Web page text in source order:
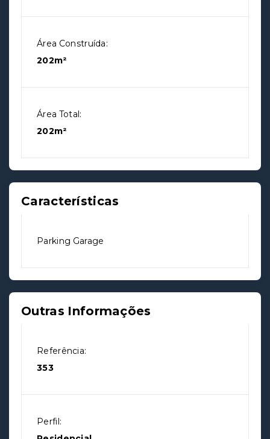
Área Construída:
202m²
Área Total:
202m²
Características
Parking Garage
Outras Informações
Referência:
353
Perfil: